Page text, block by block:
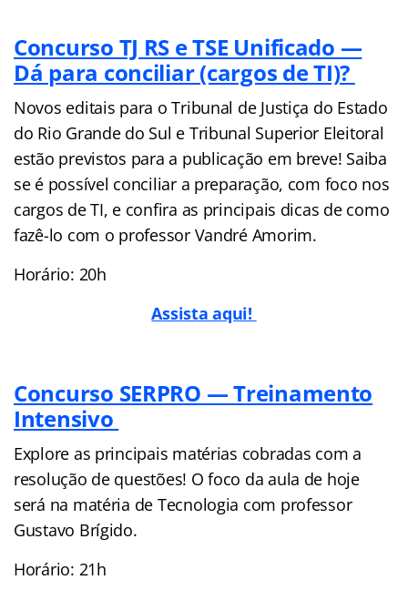
Concurso TJ RS e TSE Unificado —
Dá para conciliar (cargos de TI)?
Novos editais para o Tribunal de Justiça do Estado
do Rio Grande do Sul e Tribunal Superior Eleitoral
estão previstos para a publicação em breve! Saiba
se é possível conciliar a preparação, com foco nos
cargos de TI, e confira as principais dicas de como
fazê-lo com o professor Vandré Amorim.
Horário: 20h
Assista aqui!
Concurso SERPRO — Treinamento
Intensivo
Explore as principais matérias cobradas com a
resolução de questões! O foco da aula de hoje
será na matéria de Tecnologia com professor
Gustavo Brígido.
Horário: 21h